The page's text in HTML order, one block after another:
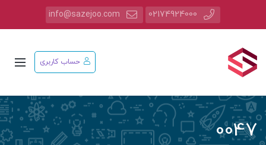
02174924000
info@sazejoo.com
حساب کاربری